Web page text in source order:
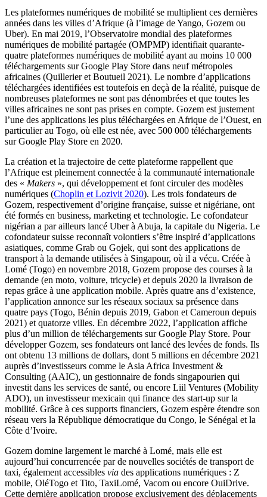
Les plateformes numériques de mobilité se multiplient ces dernières
années dans les villes d’Afrique (à l’image de Yango, Gozem ou
Uber). En mai 2019, l’Observatoire mondial des plateformes
numériques de mobilité partagée (OMPMP) identifiait quarante-
quatre plateformes numériques de mobilité ayant au moins 10 000
téléchargements sur Google Play Store dans neuf métropoles
africaines (Quillerier et Boutueil 2021). Le nombre d’applications
téléchargées identifiées est toutefois en deçà de la réalité, puisque de
nombreuses plateformes ne sont pas dénombrées et que toutes les
villes africaines ne sont pas prises en compte. Gozem est justement
l’une des applications les plus téléchargées en Afrique de l’Ouest, en
particulier au Togo, où elle est née, avec 500 000 téléchargements
sur Google Play Store en 2020.
La création et la trajectoire de cette plateforme rappellent que
l’Afrique est pleinement connectée à la communauté internationale
des « Makers », qui développement et font circuler des modèles
numériques (Choplin et Lozivit 2020). Les trois fondateurs de
Gozem, respectivement d’origine française, suisse et nigériane, ont
été formés en business, marketing et technologie. Le cofondateur
nigérian a par ailleurs lancé Uber à Abuja, la capitale du Nigeria. Le
cofondateur suisse reconnaît volontiers s’être inspiré d’applications
asiatiques, comme Grab ou Gojek, qui sont des applications de
transport à la demande utilisées à Singapour, où il a vécu. Créée à
Lomé (Togo) en novembre 2018, Gozem propose des courses à la
demande (en moto, voiture, tricycle) et depuis 2020 la livraison de
repas grâce à une application mobile. Après quatre ans d’existence,
l’application annonce sur les réseaux sociaux sa présence dans
quatre pays (Togo, Bénin depuis 2019, Gabon et Cameroun depuis
2021) et quatorze villes. En décembre 2022, l’application affiche
plus d’un million de téléchargements sur Google Play Store. Pour
développer Gozem, ses fondateurs ont lancé des levées de fonds. Ils
ont obtenu 13 millions de dollars, dont 5 millions en décembre 2021
auprès d’investisseurs comme le Asia Africa Investment &
Consulting (AAIC), un gestionnaire de fonds singapourien qui
investit dans les services de santé, ou encore Liil Ventures (Mobility
ADO), un investisseur mexicain qui finance des start-up sur la
mobilité. Grâce à ces supports financiers, Gozem espère étendre son
réseau vers la République démocratique du Congo, le Sénégal et la
Côte d’Ivoire.
Gozem domine largement le marché à Lomé, mais elle est
aujourd’hui concurrencée par de nouvelles sociétés de transport de
taxi, également accessibles via des applications numériques : Z
mobile, OléTogo et Tito, TaxiLomé, Vacom ou encore OuiDrive.
Cette dernière application propose exclusivement des déplacements